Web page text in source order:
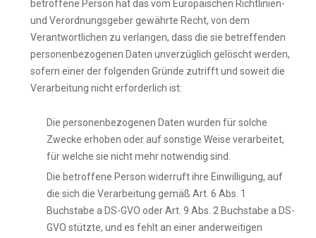
betroffene Person hat das vom Europäischen Richtlinien-
und Verordnungsgeber gewährte Recht, von dem
Verantwortlichen zu verlangen, dass die sie betreffenden
personenbezogenen Daten unverzüglich gelöscht werden,
sofern einer der folgenden Gründe zutrifft und soweit die
Verarbeitung nicht erforderlich ist:
Die personenbezogenen Daten wurden für solche
Zwecke erhoben oder auf sonstige Weise verarbeitet,
für welche sie nicht mehr notwendig sind.
Die betroffene Person widerruft ihre Einwilligung, auf
die sich die Verarbeitung gemäß Art. 6 Abs. 1
Buchstabe a DS-GVO oder Art. 9 Abs. 2 Buchstabe a DS-
GVO stützte, und es fehlt an einer anderweitigen